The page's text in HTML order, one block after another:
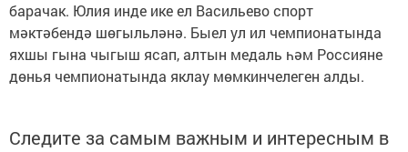
барачак. Юлия инде ике ел Васильево спорт
мәктәбендә шөгыльләнә. Быел ул ил чемпионатында
яхшы гына чыгыш ясап, алтын медаль һәм Россияне
дөнья чемпионатында яклау мөмкинчелеген алды.
Следите за самым важным и интересным в